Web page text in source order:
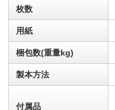
枚数
用紙
梱包数(重量kg)
製本方法
付属品